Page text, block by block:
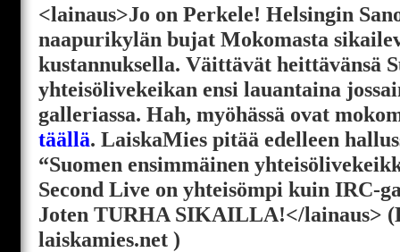
<lainaus>Jo on Perkele! Helsingin
naapurikylän bujat Mokomasta
kustannuksella. Väittävät heittävänsä
yhteisölivekeikan ensi lauantaina
galleriassa. Hah, myöhässä ovat
täällä. LaiskaMies pitää edelleen
“Suomen ensimmäinen
Second Live on yhteisömpi kuin IRC-
Joten TURHA SIKAILLA!</lainaus>
laiskamies.net )